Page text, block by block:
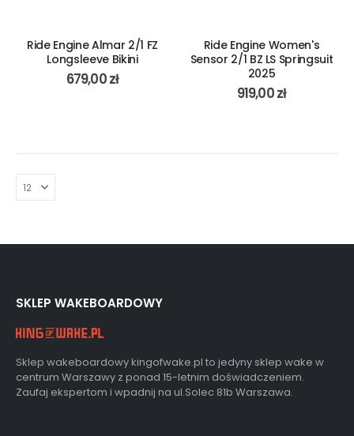
Ride Engine Almar 2/1 FZ
Longsleeve Bikini
679,00zł
Ride Engine Women's
Sensor 2/1 BZ LS Springsuit
2025
919,00zł
SKLEP WAKEBOARDOWY
Sklep wakeboardowy kingofwake.pl to jedyny sklep wake w
centrum Warszawy z ponad 15-letnim doświadczeniem.
Zaufaj ekspertom i wpadnij na ul.Solec 81b Warszawa.